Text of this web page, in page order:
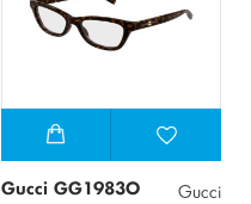
Gucci GG1983O Gucci